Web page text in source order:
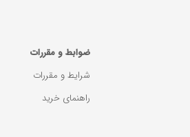
ضوابط و مقررات
شرایط و مقررات
راهنمای خرید